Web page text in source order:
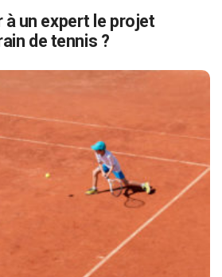
un expert le projet
de tennis ?